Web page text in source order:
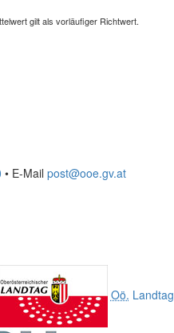
gilt als vorläufiger Richtwert.
• E-Mail post@ooe.gv.at
Oö. Landtag